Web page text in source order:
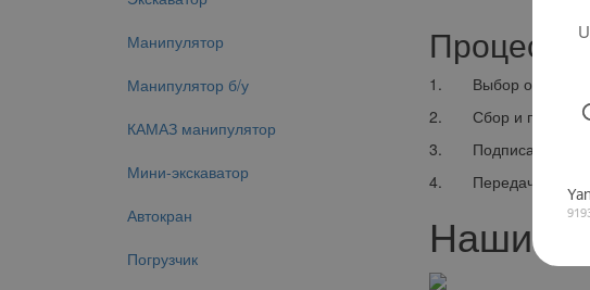
Манипулятор
Манипулятор б/у
КАМАЗ манипулятор
Мини-экскаватор
Автокран
Погрузчик
Процесс
1. Выбор
2. Сбор и
3. Подписание
4. Передача
Наши